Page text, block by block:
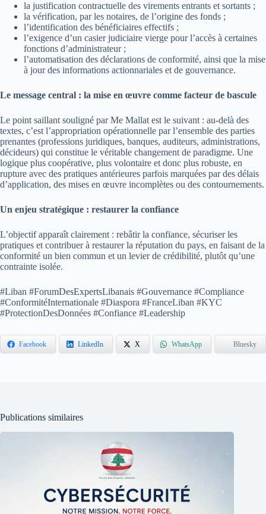
la justification contractuelle des virements entrants et sortants ;
la vérification, par les notaires, de l’origine des fonds ;
l’identification des bénéficiaires effectifs ;
l’exigence d’un casier judiciaire vierge pour l’accès à certaines
fonctions d’administrateur ;
l’automatisation des déclarations de conformité, ainsi que la mise
à jour des informations actionnariales et de gouvernance.
Le message central : la mise en œuvre comme facteur de bascule
Le point saillant souligné par Me Mallat est le suivant : au-delà des
textes, c’est l’appropriation opérationnelle par l’ensemble des parties
prenantes (professions juridiques, banques, auditeurs, administrations,
décideurs) qui constitue le véritable changement de paradigme. Une
logique plus coopérative, plus volontaire et donc plus robuste, en
rupture avec des pratiques antérieures parfois marquées par des délais
d’application, des mises en œuvre incomplètes ou des contournements.
Un enjeu stratégique : restaurer la confiance
L’objectif apparaît clairement : rebâtir la confiance, sécuriser les
pratiques et contribuer à restaurer la réputation du pays, en faisant de la
conformité un bien commun et un levier de crédibilité, plutôt qu’une
contrainte isolée.
#Liban #ForumDesExpertsLibanais #Gouvernance #Compliance
#ConformitéInternationale #Diaspora #FranceLiban #KYC
#ProtectionDesDonnées #Confiance #Leadership
Facebook LinkedIn X WhatsApp Bluesky
Publications similaires